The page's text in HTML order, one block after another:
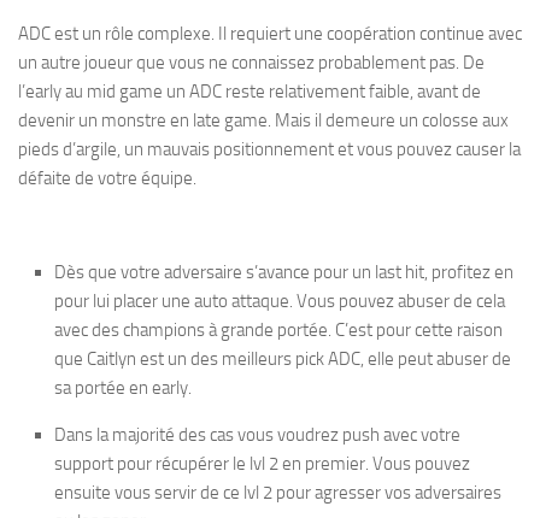
ADC est un rôle complexe. Il requiert une coopération continue avec
un autre joueur que vous ne connaissez probablement pas. De
l’early au mid game un ADC reste relativement faible, avant de
devenir un monstre en late game. Mais il demeure un colosse aux
pieds d’argile, un mauvais positionnement et vous pouvez causer la
défaite de votre équipe.
Dès que votre adversaire s’avance pour un last hit, profitez en
pour lui placer une auto attaque. Vous pouvez abuser de cela
avec des champions à grande portée. C’est pour cette raison
que Caitlyn est un des meilleurs pick ADC, elle peut abuser de
sa portée en early.
Dans la majorité des cas vous voudrez push avec votre
support pour récupérer le lvl 2 en premier. Vous pouvez
ensuite vous servir de ce lvl 2 pour agresser vos adversaires